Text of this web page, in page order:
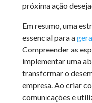
próxima ação
Em resumo, uma
essencial para a
Compreender as
implementar uma
transformar o
empresa. Ao criar
comunicações e